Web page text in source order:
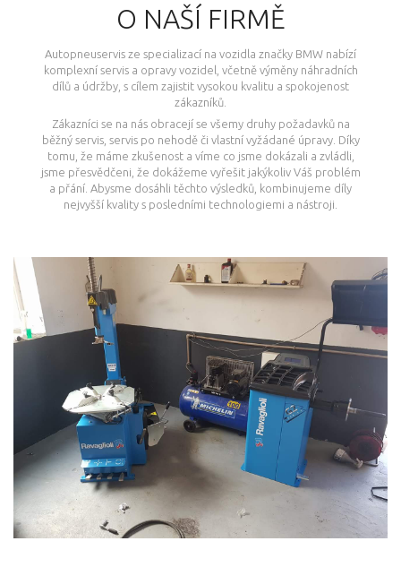
O NAŠÍ FIRMĚ
Autopneuservis ze specializací na vozidla značky BMW nabízí
komplexní servis a opravy vozidel, včetně výměny náhradních
dílů a údržby, s cílem zajistit vysokou kvalitu a spokojenost
zákazníků.
Zákazníci se na nás obracejí se všemy druhy požadavků na
běžný servis, servis po nehodě či vlastní vyžádané úpravy. Díky
tomu, že máme zkušenost a víme co jsme dokázali a zvládli,
jsme přesvědčeni, že dokážeme vyřešit jakýkoliv Váš problém
a přání. Abysme dosáhli těchto výsledků, kombinujeme díly
nejvyšší kvality s posledními technologiemi a nástroji.